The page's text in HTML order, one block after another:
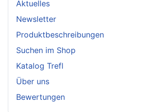
Aktuelles
Newsletter
Produktbeschreibungen
Suchen im Shop
Katalog Trefl
Über uns
Bewertungen